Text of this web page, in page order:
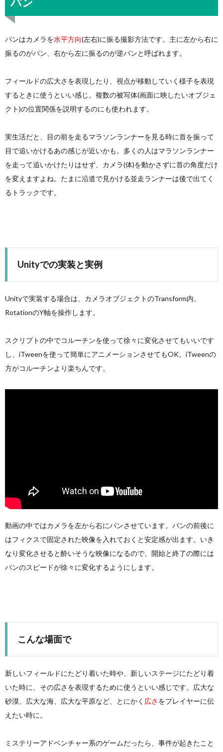
パンはカメラを水平方向(左右)に振る撮影方法です。主に左から右に
振るのがパン、右から左に振るのが逆パンと呼ばれます。
フィールドの広大さを表現したり、視点が移動していく様子を表現
するときに使うといい感じ。複数の被写体(画面に映したいオブジェ
クト)の位置関係を説明するのにも使われます。
実生活だと、目の前を走るマラソンランナーを見る時に首を振って
目で追いかけるあの感じが近いかも。多くの人はマラソンランナー
を走って追いかけたりはせず、カメラ(体)を動かさずに首の角度だけ
を変えますよね。たまに沿道で見かける並走ランナーは後で出てく
るトラックです。
Unityでの実装と実例
Unityで実装する場合は、カメラオブジェクトのTransform内、
RotationのY軸を操作します。
スクリプトの中でコルーチンを使って徐々に変化させてもいいです
し、iTweenを使って簡単にアニメーションさせてもOK。iTweenの
方がコルーチンより楽ちんです。
動画の中ではカメラを左から右にパンさせています。パンの前後に
はフィクスで固定された映像を入れておくと安定感が出ます。いき
なり変化させると酔いそうな映像になるので、開始と終了の際には
パンのスピードが徐々に変化するようにします。
こんな場面で
新しいフィールドにたどり着いた時や、新しいステージにたどり着
いた時に、その広さを表現するために使うといい感じです。広大な
砂漠、広大な海、広大な平原など、とにかく 広さ をプレイヤーに伝
えたい時に。
ミステリーアドベンチャー系のゲームだったら、事件が起きたこと